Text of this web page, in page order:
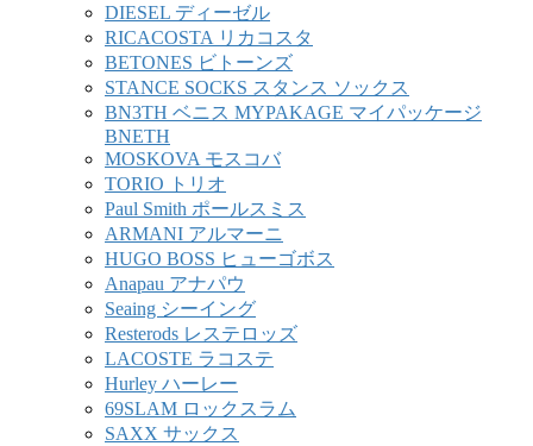
DIESEL ディーゼル
RICACOSTA リカコスタ
BETONES ビトーンズ
STANCE SOCKS スタンス ソックス
BN3TH ベニス MYPAKAGE マイパッケージ
BNETH
MOSKOVA モスコバ
TORIO トリオ
Paul Smith ポールスミス
ARMANI アルマーニ
HUGO BOSS ヒューゴボス
Anapau アナパウ
Seaing シーイング
Resterods レステロッズ
LACOSTE ラコステ
Hurley ハーレー
69SLAM ロックスラム
SAXX サックス